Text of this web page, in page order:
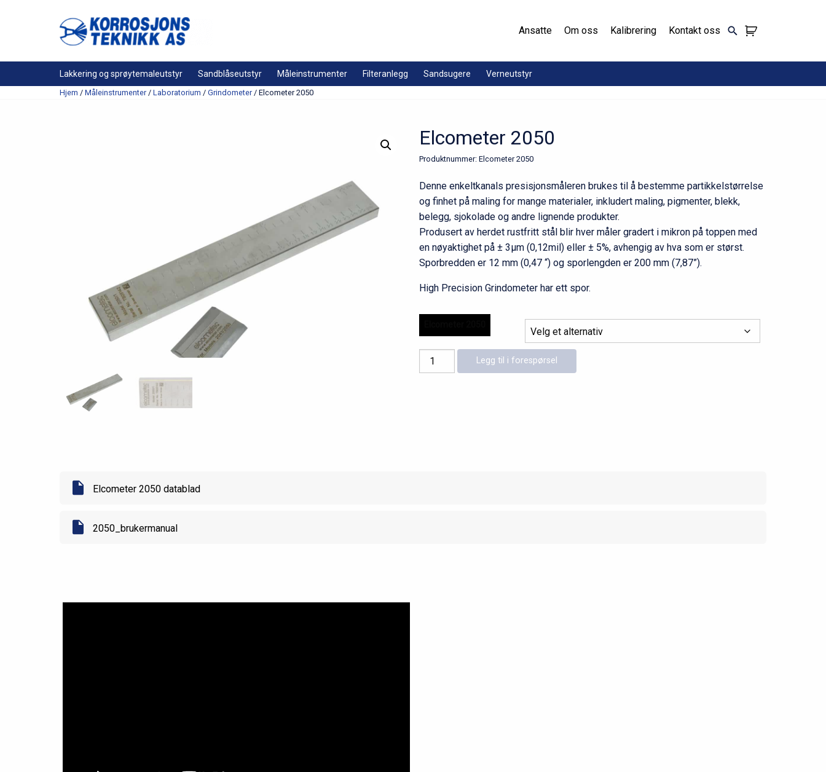
Ansatte Om oss Kalibrering Kontakt oss
Lakkering og sprøytemaleutstyr Sandblåseutstyr Måleinstrumenter Filteranlegg Sandsugere Verneutstyr
Hjem / Måleinstrumenter/ Laboratorium / Grindometer/ Elcometer 2050
Elcometer 2050
Produktnummer: Elcometer 2050
Denne enkeltkanals presisjonsmåleren brukes til å bestemme partikkelstørrelse
og finhet på maling for mange materialer, inkludert maling, pigmenter, blekk,
belegg, sjokolade og andre lignende produkter.
Produsert av herdet rustfritt stål blir hver måler gradert i mikron på toppen med
en nøyaktighet på ± 3μm (0,12mil) eller ± 5%, avhengig av hva som er størst.
Sporbredden er 12 mm (0,47 “) og sporlengden er 200 mm (7,87”).
High Precision Grindometer har ett spor.
Elcometer
2050
Legg til i forespørsel
Elcometer 2050 datablad
2050_brukermanual